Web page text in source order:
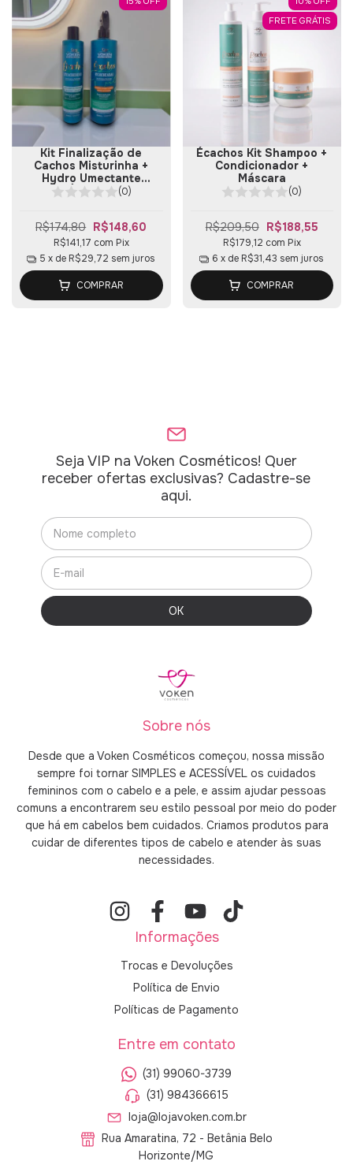
Kit Finalização de
Cachos Misturinha +
Hydro Umectante
Écachos (0)
R$174,80 R$148,60
R$141,17 com Pix
5 x de R$29,72 sem juros
COMPRAR
FRETE GRÁTIS
Écachos Kit Shampoo +
Condicionador +
Máscara
(0)
R$209,50 R$188,55
R$179,12 com Pix
6 x de R$31,43 sem juros
COMPRAR
Seja VIP na Voken Cosméticos! Quer
receber ofertas exclusivas? Cadastre-se
aqui.
Sobre nós
Desde que a Voken Cosméticos começou, nossa missão
sempre foi tornar SIMPLES e ACESSÍVEL os cuidados
femininos com o cabelo e a pele, e assim ajudar pessoas
comuns a encontrarem seu estilo pessoal por meio do poder
que há em cabelos bem cuidados. Criamos produtos para
cuidar de diferentes tipos de cabelo e atender às suas
necessidades.
Informações
Trocas e Devoluções
Política de Envio
Políticas de Pagamento
Entre em contato
(31) 99060-3739
(31) 984366615
loja@lojavoken.com.br
Rua Amaratina, 72 - Betânia Belo
Horizonte/MG